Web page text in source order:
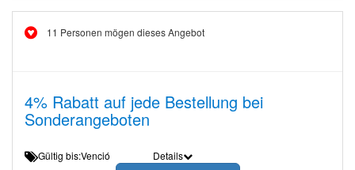
11 Personen mögen dieses Angebot
4% Rabatt auf jede Bestellung bei
Sonderangeboten
Gültig bis:Venció Details